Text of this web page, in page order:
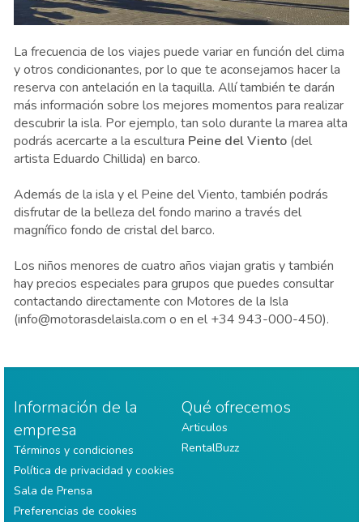
La frecuencia de los viajes puede variar en función del clima
y otros condicionantes, por lo que te aconsejamos hacer la
reserva con antelación en la taquilla. Allí también te darán
más información sobre los mejores momentos para realizar
descubrir la isla. Por ejemplo, tan solo durante la marea alta
podrás acercarte a la escultura Peine del Viento (del
artista Eduardo Chillida) en barco.
Además de la isla y el Peine del Viento, también podrás
disfrutar de la belleza del fondo marino a través del
magnífico fondo de cristal del barco.
Los niños menores de cuatro años viajan gratis y también
hay precios especiales para grupos que puedes consultar
contactando directamente con Motores de la Isla
(info@motorasdelaisla.com o en el +34 943-000-450).
Información de la
empresa
Términos y condiciones
Política de privacidad y cookies
Sala de Prensa
Preferencias de cookies
Qué ofrecemos
Articulos
RentalBuzz